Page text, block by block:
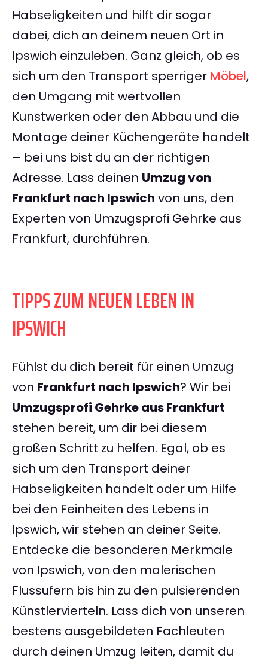
Habseligkeiten und hilft dir sogar
dabei, dich an deinem neuen Ort in
Ipswich einzuleben. Ganz gleich, ob es
sich um den Transport sperriger Möbel,
den Umgang mit wertvollen
Kunstwerken oder den Abbau und die
Montage deiner Küchengeräte handelt
– bei uns bist du an der richtigen
Adresse. Lass deinen Umzug von
Frankfurt nach Ipswich von uns, den
Experten von Umzugsprofi Gehrke aus
Frankfurt, durchführen.
TIPPS ZUM NEUEN LEBEN IN
IPSWICH
Fühlst du dich bereit für einen Umzug
von Frankfurt nach Ipswich? Wir bei
Umzugsprofi Gehrke aus Frankfurt
stehen bereit, um dir bei diesem
großen Schritt zu helfen. Egal, ob es
sich um den Transport deiner
Habseligkeiten handelt oder um Hilfe
bei den Feinheiten des Lebens in
Ipswich, wir stehen an deiner Seite.
Entdecke die besonderen Merkmale
von Ipswich, von den malerischen
Flussufern bis hin zu den pulsierenden
Künstlervierteln. Lass dich von unseren
bestens ausgebildeten Fachleuten
durch deinen Umzug leiten, damit du